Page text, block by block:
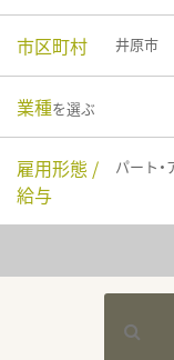
市区町村 井原市
業種を選ぶ
雇用形態 /
給与
パート・